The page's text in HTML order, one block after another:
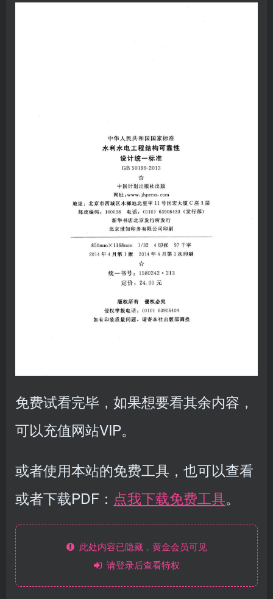
免费试看完毕，如果想要看其余内容，
可以充值网站VIP。
或者使用本站的免费工具，也可以查看
或者下载PDF： 点我下载免费工具。
此处内容已隐藏，黄金会员可见
请登录后查看特权